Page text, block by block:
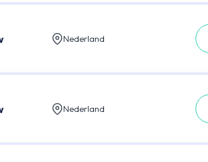
Nederland
Nederland